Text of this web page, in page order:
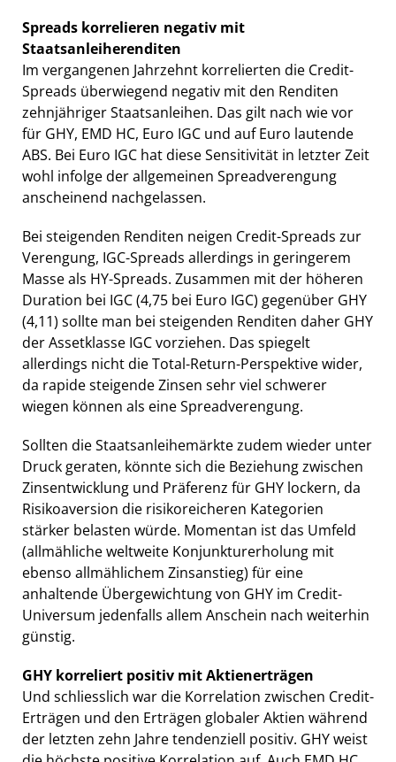
Spreads korrelieren negativ mit
Staatsanleiherenditen
Im vergangenen Jahrzehnt korrelierten die Credit-
Spreads überwiegend negativ mit den Renditen
zehnjähriger Staatsanleihen. Das gilt nach wie vor
für GHY, EMD HC, Euro IGC und auf Euro lautende
ABS. Bei Euro IGC hat diese Sensitivität in letzter Zeit 
wohl infolge der allgemeinen Spreadverengung 
anscheinend nachgelassen.
Bei steigenden Renditen neigen Credit-Spreads zur
Verengung, IGC-Spreads allerdings in geringerem
Masse als HY-Spreads. Zusammen mit der höheren
Duration bei IGC (4,75 bei Euro IGC) gegenüber GHY
(4,11) sollte man bei steigenden Renditen daher GHY
der Assetklasse IGC vorziehen. Das spiegelt
allerdings nicht die Total-Return-Perspektive wider,
da rapide steigende Zinsen sehr viel schwerer
wiegen können als eine Spreadverengung.
Sollten die Staatsanleihemärkte zudem wieder unter
Druck geraten, könnte sich die Beziehung zwischen
Zinsentwicklung und Präferenz für GHY lockern, da
Risikoaversion die risikoreicheren Kategorien
stärker belasten würde. Momentan ist das Umfeld
(allmähliche weltweite Konjunkturerholung mit
ebenso allmählichem Zinsanstieg) für eine
anhaltende Übergewichtung von GHY im Credit-
Universum jedenfalls allem Anschein nach weiterhin
günstig.
GHY korreliert positiv mit Aktienerträgen
Und schliesslich war die Korrelation zwischen Credit-
Erträgen und den Erträgen globaler Aktien während
der letzten zehn Jahre tendenziell positiv. GHY weist